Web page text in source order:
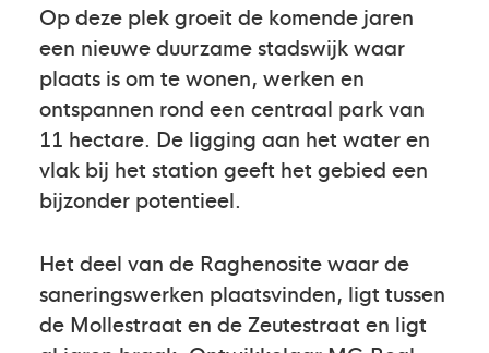
Op deze plek groeit de komende jaren
een nieuwe duurzame stadswijk waar
plaats is om te wonen, werken en
ontspannen rond een centraal park van
11 hectare. De ligging aan het water en
vlak bij het station geeft het gebied een
bijzonder potentieel.
Het deel van de Raghenosite waar de
saneringswerken plaatsvinden, ligt tussen
de Mollestraat en de Zeutestraat en ligt